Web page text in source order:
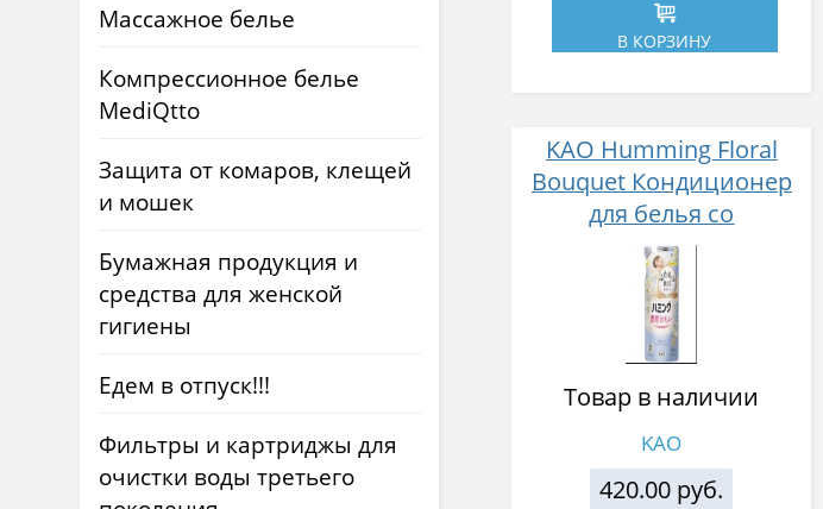
Массажное белье
Компрессионное белье
MediQtto
Защита от комаров, клещей
и мошек
Бумажная продукция и
средства для женской
гигиены
Едем в отпуск!!!
Фильтры и картриджы для
очистки воды третьего
В КОРЗИНУ
KAO Humming Floral
Bouquet Кондиционер
для белья со
смягчающим эффектом
с ароматом цветочного
букета 480 мл
Товар в наличии
KAO
420.00 руб.